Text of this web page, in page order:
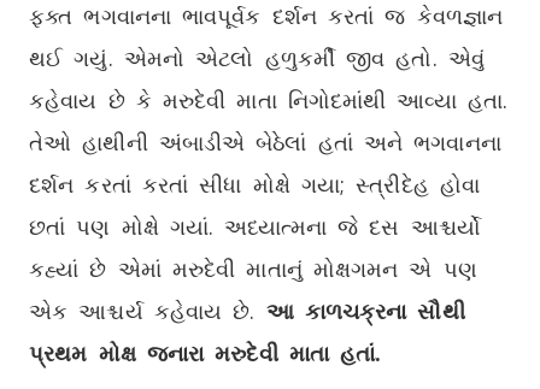
ફક્ત ભગવાનના ભાવપૂર્વક દર્શન કરતાં જ કેવળજ્ઞાન
થઈ ગયું. એમનો એટલો હળુકર્મી જીવ હતો. એવું
કહેવાય છે કે મરુદેવી માતા નિગોદમાંથી આવ્યા હતા.
તેઓ હાથીની અંબાડીએ બેઠેલાં હતાં અને ભગવાનના
દર્શન કરતાં કરતાં સીધા મોક્ષે ગયા; સ્ત્રીદેહ હોવા
છતાં પણ મોક્ષે ગયાં. અધ્યાત્મના જે દસ આશ્ચર્યો
કહ્યાં છે એમાં મરુદેવી માતાનું મોક્ષગમન એ પણ
એક આશ્ચર્ય કહેવાય છે. આ કાળચક્રના સૌથી
પ્રથમ મોક્ષ જનારા મરુદેવી માતા હતાં.